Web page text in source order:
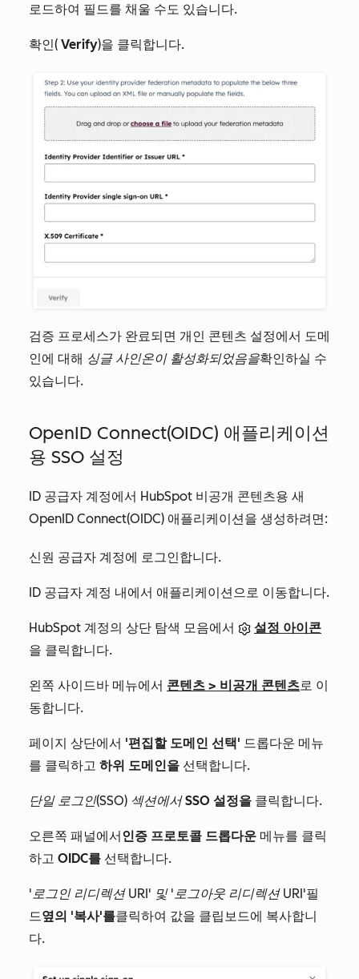
로드하여 필드를 채울 수도 있습니다.
확인( Verify)을 클릭합니다.
검증 프로세스가 완료되면 개인 콘텐츠 설정에서 도메
인에 대해 싱글 사인온이 활성화되었음을확인하실 수
있습니다.
OpenID Connect(OIDC) 애플리케이션
용 SSO 설정
ID 공급자 계정에서 HubSpot 비공개 콘텐츠용 새
OpenID Connect(OIDC) 애플리케이션을 생성하려면:
신원 공급자 계정에 로그인합니다.
ID 공급자 계정 내에서 애플리케이션으로 이동합니다.
HubSpot 계정의 상단 탐색 모음에서
설정 아이콘
을 클릭합니다.
왼쪽 사이드바 메뉴에서 콘텐츠 > 비공개 콘텐츠로 이
동합니다.
페이지 상단에서 '편집할 도메인 선택' 드롭다운 메뉴
를 클릭하고 하위 도메인을 선택합니다.
단일 로그인(SSO) 섹션에서SSO 설정을 클릭합니다.
오른쪽 패널에서 인증 프로토콜 드롭다운 메뉴를 클릭
하고 OIDC를 선택합니다.
'로그인 리디렉션 URI' 및 '로그아웃 리디렉션 URI'필
드옆의 '복사'를클릭하여 값을 클립보드에 복사합니
다.